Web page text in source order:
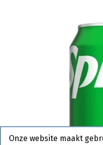
Onze website maakt